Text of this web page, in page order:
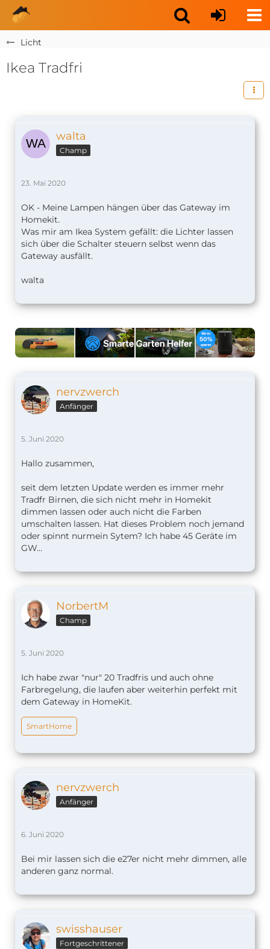
Licht
Ikea Tradfri
walta
Champ
23. Mai 2020
OK - Meine Lampen hängen über das Gateway im
Homekit.
Was mir am Ikea System gefällt: die Lichter lassen
sich über die Schalter steuern selbst wenn das
Gateway ausfällt.
walta
nervzwerch
Anfänger
5. Juni 2020
Hallo zusammen,
seit dem letzten Update werden es immer mehr
Tradfr Birnen, die sich nicht mehr in Homekit
dimmen lassen oder auch nicht die Farben
umschalten lassen. Hat dieses Problem noch jemand
oder spinnt nurmein Sytem? Ich habe 45 Geräte im
GW...
NorbertM
Champ
5. Juni 2020
Ich habe zwar "nur" 20 Tradfris und auch ohne
Farbregelung, die laufen aber weiterhin perfekt mit
dem Gateway in HomeKit.
SmartHome
nervzwerch
Anfänger
6. Juni 2020
Bei mir lassen sich die e27er nicht mehr dimmen, alle
anderen ganz normal.
swisshauser
Fortgeschrittener